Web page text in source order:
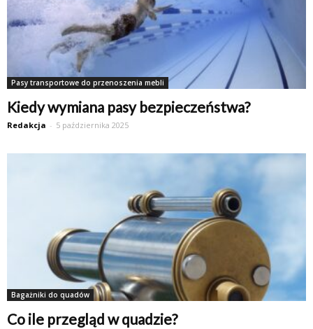
Pasy transportowe do przenoszenia mebli
Kiedy wymiana pasy bezpieczeństwa?
Redakcja - 5 października 2025
Bagażniki do quadów
Co ile przegląd w quadzie?